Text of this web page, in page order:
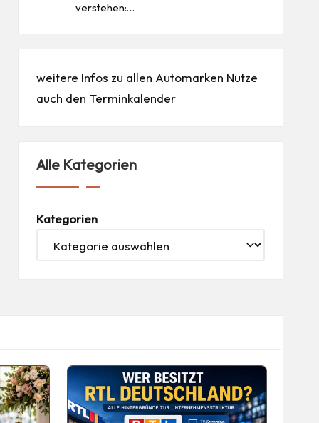
verstehen:…
weitere Infos zu allen Automarken Nutze
auch den Terminkalender
Alle Kategorien
Kategorien